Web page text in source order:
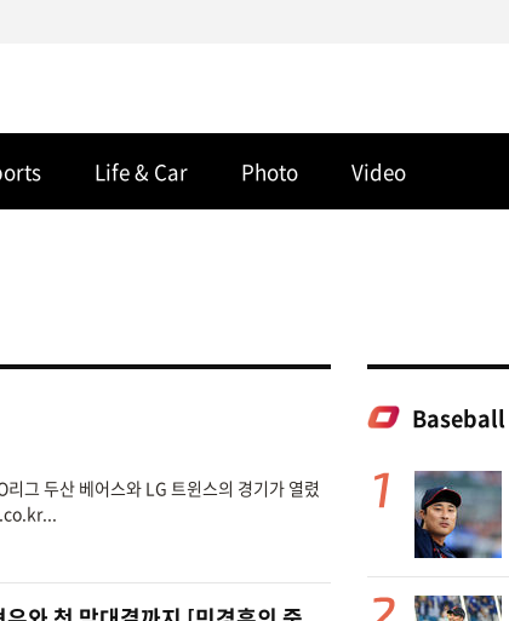
Life & Car Photo Video
그 두산 베어스와 LG 트윈스의 경기가 열렸
Baseball